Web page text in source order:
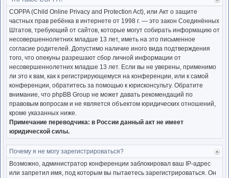
COPPA (Child Online Privacy and Protection Act), или Акт о защите
частных прав ребёнка в интернете от 1998 г. — это закон Соединённых
Штатов, требующий от сайтов, которые могут собирать информацию от
несовершеннолетних младше 13 лет, иметь на это письменное
согласие родителей. Допустимо наличие иного вида подтверждения
того, что опекуны разрешают сбор личной информации от
несовершеннолетних младше 13 лет. Если вы не уверены, применимо
ли это к вам, как к регистрирующемуся на конференции, или к самой
конференции, обратитесь за помощью к юрисконсульту. Обратите
внимание, что phpBB Group не может давать рекомендаций по
правовым вопросам и не является объектом юридических отношений,
кроме указанных ниже.
Примечание переводчика: в России данный акт не имеет
юридической силы.
Почему я не могу зарегистрироваться?
Возможно, администратор конференции заблокировал ваш IP-адрес
или запретил имя, под которым вы пытаетесь зарегистрироваться. Он